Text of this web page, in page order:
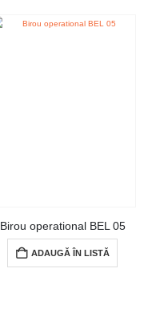
Birou operational BEL 05
ADAUGĂ ÎN LISTĂ